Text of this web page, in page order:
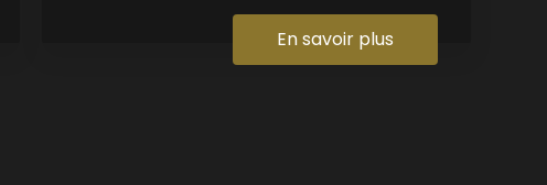
En savoir plus